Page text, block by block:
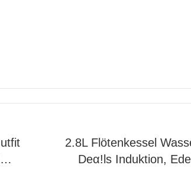
2.8L Flötenkessel
Dеα!ls Induktion,